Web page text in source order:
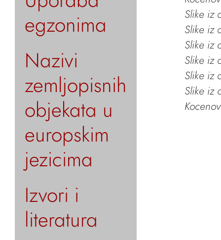
egzonima
Nazivi
zemljopisnih
objekata u
europskim
jezicima
Izvori i
literatura
Slike iz
Slike iz
Slike iz
Slike iz
Slike iz
Slike iz